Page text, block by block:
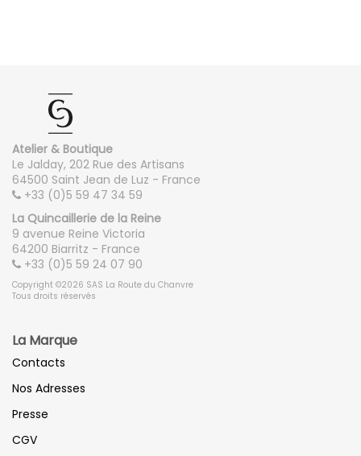
Atelier & Boutique
Le Jalday, 202 Rue des Artisans
64500 Saint Jean de Luz - France
+33 (0)5 59 47 34 59
La Quincaillerie de la Reine
9 avenue Reine Victoria
64200 Biarritz - France
+33 (0)5 59 24 07 90
Copyright ©2026 SAS La Route du Chanvre
Tous droits réservés
La Marque
Contacts
Nos Adresses
Presse
CGV